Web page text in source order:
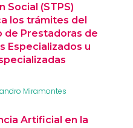
Social (STPS)
los trámites del
de Prestadoras de
Especializados u
Miramontes
Artificial en la